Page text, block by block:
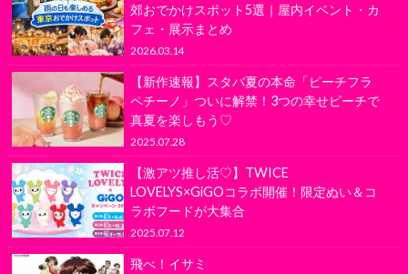
郊おでかけスポット5選｜屋内イベント・カ
フェ・展示まとめ
2026.03.14
【新作速報】スタバ夏の本命「ピーチフラ
ペチーノ」ついに解禁！3つの幸せピーチで
真夏を楽しもう♡
2025.07.28
【激アツ推し活♡】TWICE
LOVELYS×GiGOコラボ開催！限定ぬい＆コ
ラボフードが大集合
2025.07.12
飛べ！イサミ